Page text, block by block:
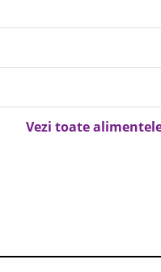
Vezi toate